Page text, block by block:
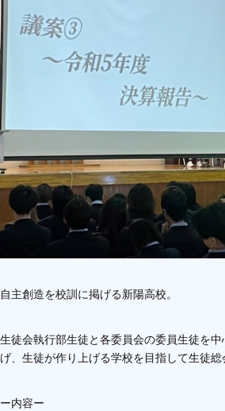
自主創造を校訓に掲げる新陽高校。
生徒会執行部生徒と各委員会の委員生徒を
げ、生徒が作り上げる学校を目指して生徒総
ー内容ー